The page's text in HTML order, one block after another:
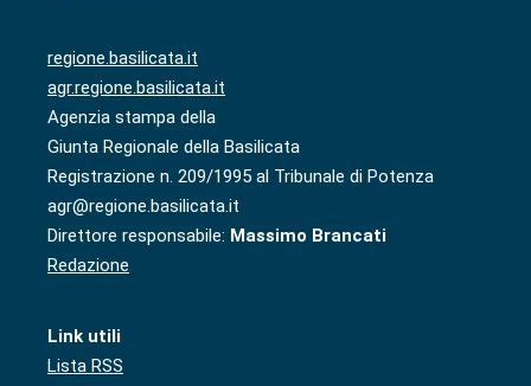
regione.basilicata.it
agr.regione.basilicata.it
Agenzia stampa della
Giunta Regionale della Basilicata
Registrazione n. 209/1995 al Tribunale di Potenza
agr@regione.basilicata.it
Direttore responsabile: Massimo Brancati
Redazione
Link utili
Lista RSS